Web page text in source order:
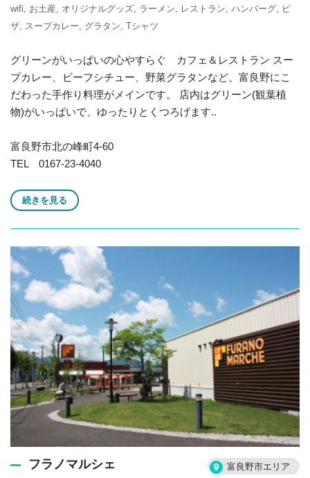
wifi お土産 オリジナルグッズ ラーメン レストラン ハンバーグ
ピ
ザ スープカレー グラタン Tシャツ
グリーンがいっぱいの心やすらぐ カフェ＆レストラン スー
プカレー、ビーフシチュー、野菜グラタンなど、富良野にこ
だわった手作り料理がメインです。 店内はグリーン(観葉植
物)がいっぱいで、ゆったりとくつろげます..
富良野市北の峰町4-60
TEL 0167-23-4040
続きを見る
フラノマルシェ 富良野市エリア